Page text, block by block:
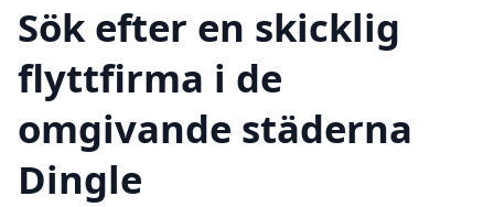
Sök efter en skicklig
flyttfirma i de
omgivande städerna
Dingle